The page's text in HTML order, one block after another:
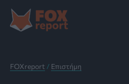
στο
περιεχόμενο
FOXreport / Επιστήμη